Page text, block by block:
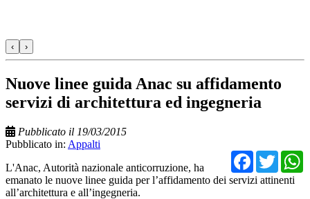
‹ ›
Nuove linee guida Anac su affidamento
servizi di architettura ed ingegneria
Pubblicato il 19/03/2015
Pubblicato in: Appalti
L'Anac, Autorità nazionale anticorruzione, ha
emanato le nuove linee guida per l’affidamento dei servizi attinenti
all’architettura e all’ingegneria.